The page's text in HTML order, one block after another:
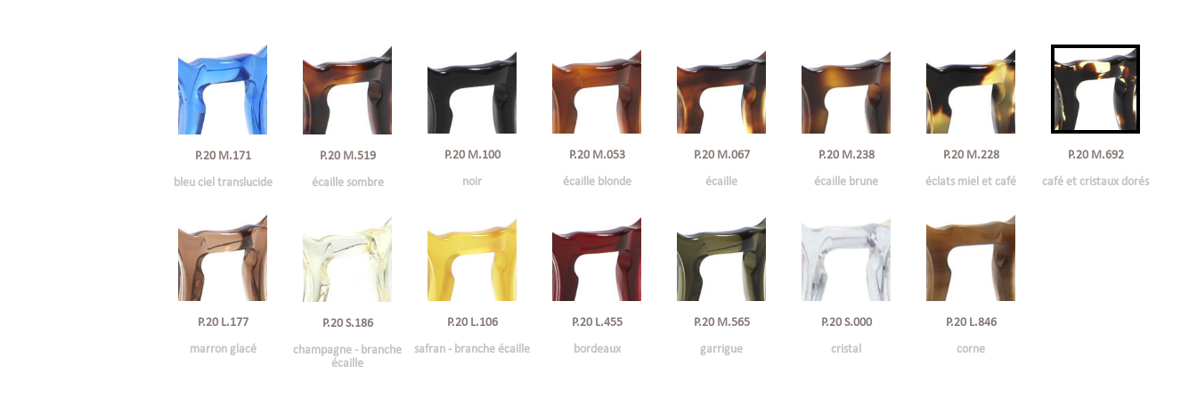
P.20 M.171
bleu ciel translucide
P.20 M.519
écaille sombre
P.20 M.100
noir
P.20 M.053
écaille blonde
P.20 M.067
écaille
P.20 M.238
écaille brune
P.20 M.228
éclats miel et café
P.20 M.692
café et cristaux dorés
P.20 L.177
marron glacé
P.20 S.186
champagne - branche
écaille
P.20 L.106
safran - branche écaille
P.20 L.455
bordeaux
P.20 M.565
garrigue
P.20 S.000
cristal
P.20 L.846
corne